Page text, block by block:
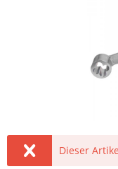
Dieser